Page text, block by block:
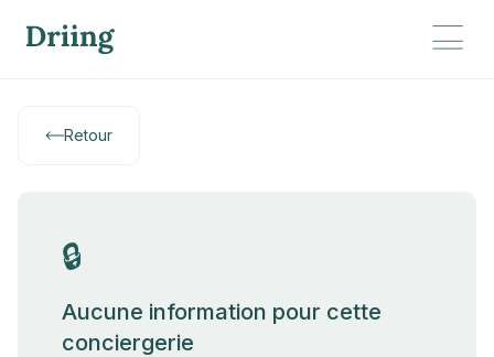
Retour
🔒
Aucune information pour cette
conciergerie